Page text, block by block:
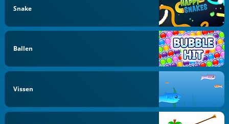
Snake
Ballen
Vissen